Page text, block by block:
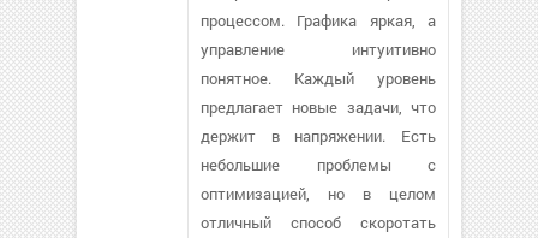
процессом. Графика яркая, а
управление интуитивно
понятное. Каждый уровень
предлагает новые задачи, что
держит в напряжении. Есть
небольшие проблемы с
оптимизацией, но в целом
отличный способ скоротать